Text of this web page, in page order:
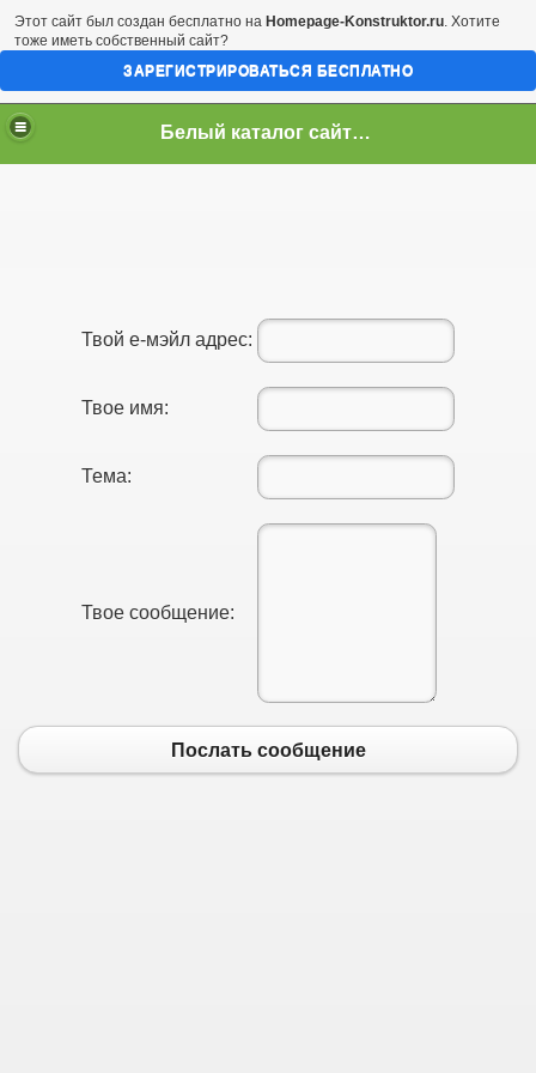
Белый каталог сайтов! Повысить тИЦ и ПР! TOP-100
Твой е-мэйл адрес:
Твое имя:
Тема:
Твое сообщение:
Послать сообщение
Этот сайт был создан бесплатно на Homepage-Konstruktor.ru. Хотите
тоже иметь собственный сайт?
ЗАРЕГИСТРИРОВАТЬСЯ БЕСПЛАТНО